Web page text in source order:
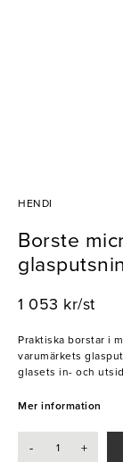
HENDI
Borste
1 053 kr/st
Praktiska borstar i
varumärkets
glasets in- och
restaurangkök.
- 2-pack
Mer information
- +